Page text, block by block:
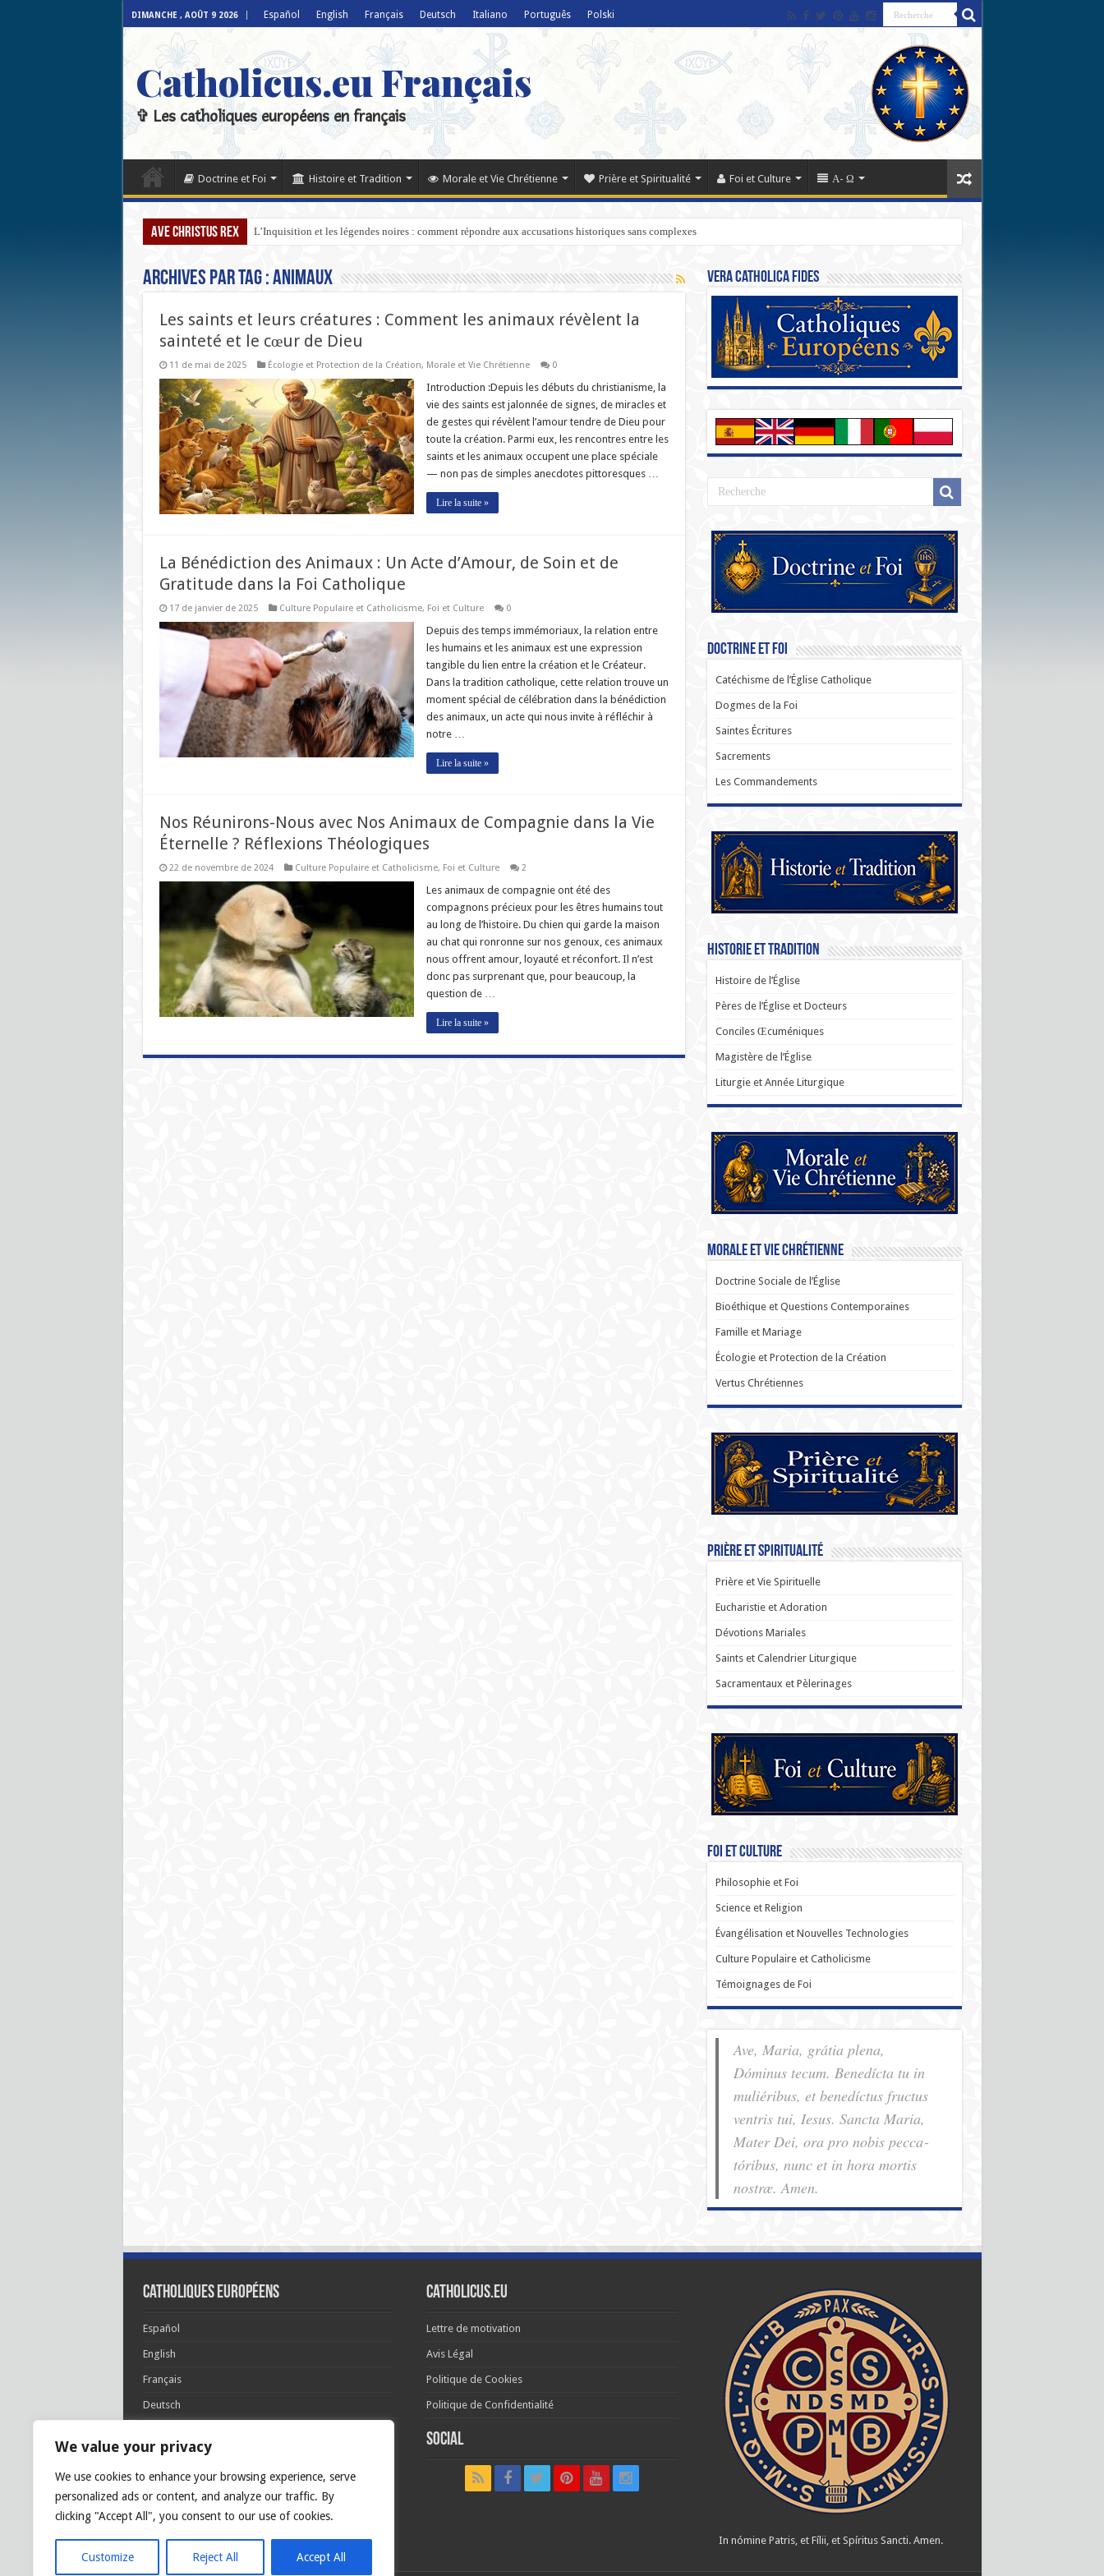
We value your privacy
We use cookies to enhance your browsing experience, serve
personalized ads or content, and analyze our traffic. By
clicking "Accept All", you consent to our use of cookies.
Customize Reject All Accept All
DIMANCHE , AOÛT 9 2026 Español English Français Deutsch Italiano Português Polski
Catholicus.eu Français
✞ Les catholiques européens en français
Doctrine et Foi Histoire et Tradition Morale et Vie Chrétienne Prière et Spiritualité Foi et Culture Α- Ω
Ave Christus Rex L’Inquisition et les légendes noires : comment répondre aux accusations historiques sans complexes
Archives par tag :Animaux
Les saints et leurs créatures : Comment les animaux révèlent la
sainteté et le cœur de Dieu
11 de mai de 2025 Écologie et Protection de la Création, Morale et Vie Chrétienne 0
Introduction :Depuis les débuts du christianisme, la
vie des saints est jalonnée de signes, de miracles et
de gestes qui révèlent l’amour tendre de Dieu pour
toute la création. Parmi eux, les rencontres entre les
saints et les animaux occupent une place spéciale
— non pas de simples anecdotes pittoresques …
Lire la suite »
La Bénédiction des Animaux : Un Acte d’Amour, de Soin et de
Gratitude dans la Foi Catholique
17 de janvier de 2025 Culture Populaire et Catholicisme, Foi et Culture 0
Depuis des temps immémoriaux, la relation entre
les humains et les animaux est une expression
tangible du lien entre la création et le Créateur.
Dans la tradition catholique, cette relation trouve un
moment spécial de célébration dans la bénédiction
des animaux, un acte qui nous invite à réfléchir à
notre …
Lire la suite »
Nos Réunirons-Nous avec Nos Animaux de Compagnie dans la Vie
Éternelle ? Réflexions Théologiques
22 de novembre de 2024 Culture Populaire et Catholicisme, Foi et Culture 2
Les animaux de compagnie ont été des
compagnons précieux pour les êtres humains tout
au long de l’histoire. Du chien qui garde la maison
au chat qui ronronne sur nos genoux, ces animaux
nous offrent amour, loyauté et réconfort. Il n’est
donc pas surprenant que, pour beaucoup, la
question de …
Lire la suite »
Vera Catholica Fides
Doctrine et Foi
Catéchisme de l’Église Catholique
Dogmes de la Foi
Saintes Écritures
Sacrements
Les Commandements
Historie et Tradition
Histoire de l’Église
Pères de l’Église et Docteurs
Conciles Œcuméniques
Magistère de l’Église
Liturgie et Année Liturgique
Morale et Vie Chrétienne
Doctrine Sociale de l’Église
Bioéthique et Questions Contemporaines
Famille et Mariage
Écologie et Protection de la Création
Vertus Chrétiennes
Prière et Spiritualité
Prière et Vie Spirituelle
Eucharistie et Adoration
Dévotions Mariales
Saints et Calendrier Liturgique
Sacramentaux et Pèlerinages
Foi et Culture
Philosophie et Foi
Science et Religion
Évangélisation et Nouvelles Technologies
Culture Populaire et Catholicisme
Témoignages de Foi
Ave, Maria, grátia plena,
Dóminus tecum. Benedícta tu in
muliéribus, et benedíctus fructus
ventris tui, Iesus. Sancta Maria,
Mater Dei, ora pro nobis pec­ca­
tóribus, nunc et in hora mortis
nostræ. Amen.
Catholiques européens
Español
English
Français
Deutsch
Português
Polski
Glória Patri, et Fílio, et Spirítui Sancto. Sicut erat in
princípio, et nunc et semper et in sǽcula
sæculórum. Amen.
Catholicus.eu
Lettre de motivation
Avis Légal
Politique de Cookies
Politique de Confidentialité
Social
In nómine Patris, et Fílii, et Spíritus Sancti. Amen.